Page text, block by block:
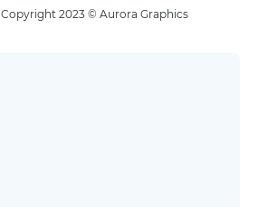
Copyright 2023 © Aurora Graphics